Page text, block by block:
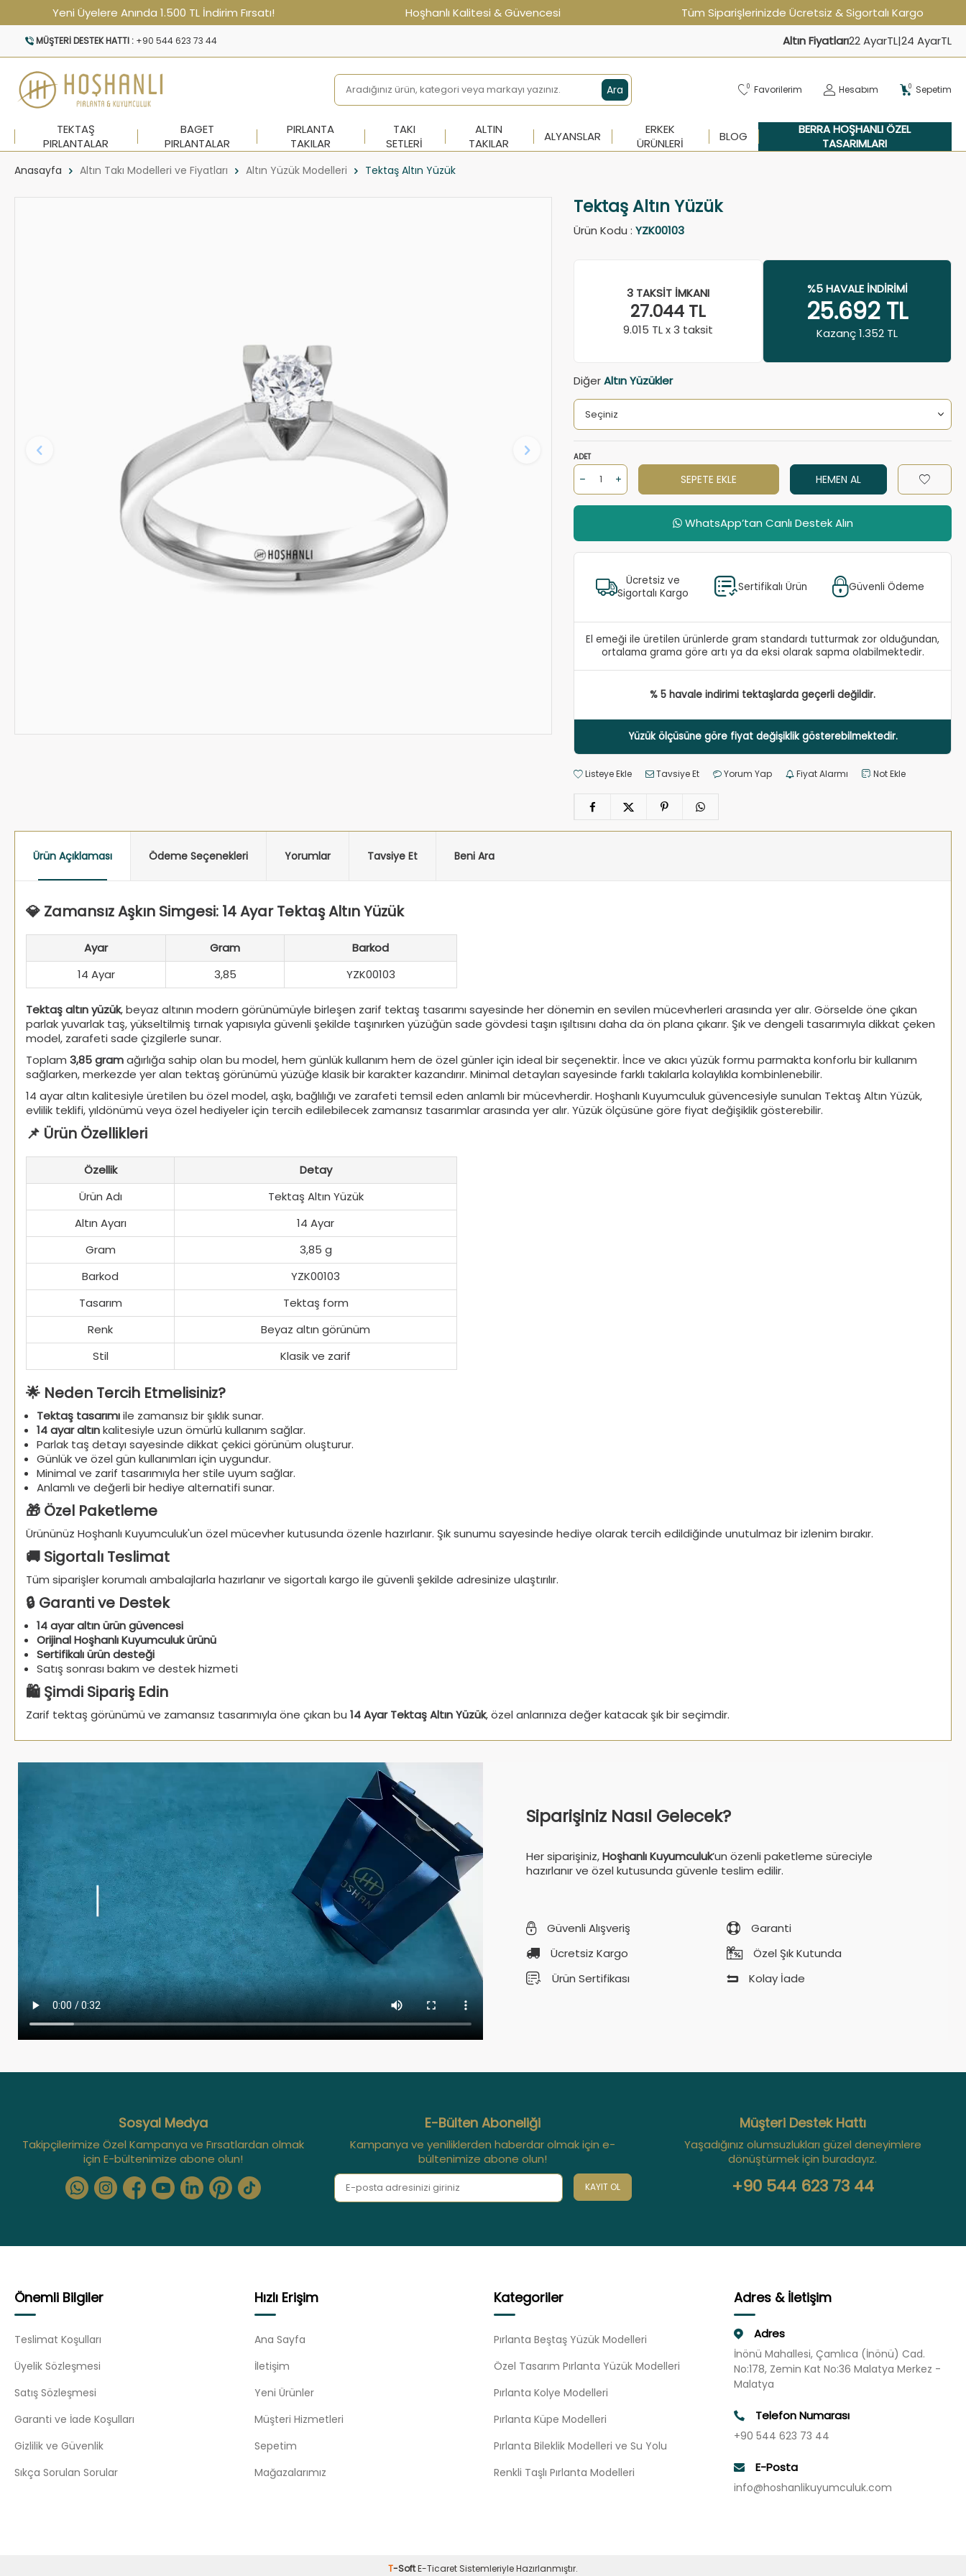
Yeni Üyelere Anında 1.500 TL İndirim Fırsatı! Hoşhanlı Kalitesi & Güvencesi Tüm Siparişlerinizde Ücretsiz & Sigortalı Kargo
MÜŞTERI DESTEK HATTI : +90 544 623 73 44 Altın Fiyatları22 AyarTL|24 AyarTL
Ara 0 Favorilerim Hesabım 0 Sepetim
TEKTAŞ
PIRLANTALAR
BAGET
PIRLANTALAR
PIRLANTA
TAKILAR
TAKI
SETLERI
ALTIN
TAKILAR
ALYANSLAR
ERKEK
ÜRÜNLERI
BLOG
BERRA HOŞHANLI ÖZEL
TASARIMLARI
Anasayfa Altın Takı Modelleri ve Fiyatları Altın Yüzük Modelleri Tektaş Altın Yüzük
Tektaş Altın Yüzük
Ürün Kodu :YZK00103
3 TAKSIT İMKANI
27.044 TL
9.015 TL x 3 taksit
%5 HAVALE İNDIRIMI
25.692 TL
Kazanç 1.352 TL
DiğerAltın Yüzükler
ADET
SEPETE EKLE HEMEN AL
WhatsApp’tan Canlı Destek Alın
Ücretsiz ve
Sigortalı Kargo
Sertifikalı Ürün Güvenli Ödeme
El emeği ile üretilen ürünlerde gram standardı tutturmak zor olduğundan,
ortalama grama göre artı ya da eksi olarak sapma olabilmektedir.
% 5 havale indirimi tektaşlarda geçerli değildir.
Yüzük ölçüsüne göre fiyat değişiklik gösterebilmektedir.
Listeye Ekle Tavsiye Et Yorum Yap Fiyat Alarmı Not Ekle
Ürün Açıklaması Ödeme Seçenekleri Yorumlar Tavsiye Et Beni Ara
💎 Zamansız Aşkın Simgesi: 14 Ayar Tektaş Altın Yüzük
Ayar Gram
Barkod
14 Ayar
3,85 YZK00103
Tektaş altın yüzük, beyaz altının modern görünümüyle birleşen zarif tektaş tasarımı sayesinde her dönemin en sevilen mücevherleri arasında yer alır. Görselde öne çıkan
parlak yuvarlak taş, yükseltilmiş tırnak yapısıyla güvenli şekilde taşınırken yüzüğün sade gövdesi taşın ışıltısını daha da ön plana çıkarır. Şık ve dengeli tasarımıyla dikkat çeken
model, zarafeti sade çizgilerle sunar.
Toplam 3,85 gramağırlığa sahip olan bu model, hem günlük kullanım hem de özel günler için ideal bir seçenektir. İnce ve akıcı yüzük formu parmakta konforlu bir kullanım
sağlarken, merkezde yer alan tektaş görünümü yüzüğe klasik bir karakter kazandırır. Minimal detayları sayesinde farklı takılarla kolaylıkla kombinlenebilir.
14 ayar altın kalitesiyle üretilen bu özel model, aşkı, bağlılığı ve zarafeti temsil eden anlamlı bir mücevherdir. Hoşhanlı Kuyumculuk güvencesiyle sunulan Tektaş Altın Yüzük,
evlilik teklifi, yıldönümü veya özel hediyeler için tercih edilebilecek zamansız tasarımlar arasında yer alır. Yüzük ölçüsüne göre fiyat değişiklik gösterebilir.
📌 Ürün Özellikleri
Özellik
Detay
Ürün Adı
Tektaş Altın Yüzük
Altın Ayarı
14 Ayar
Gram
3,85 g
Barkod
YZK00103
Tasarım
Tektaş form
Renk
Beyaz altın görünüm
Stil
Klasik ve zarif
🌟 Neden Tercih Etmelisiniz?
Tektaş tasarımıile zamansız bir şıklık sunar.
14 ayar altınkalitesiyle uzun ömürlü kullanım sağlar.
Parlak taş detayı sayesinde dikkat çekici görünüm oluşturur.
Günlük ve özel gün kullanımları için uygundur.
Minimal ve zarif tasarımıyla her stile uyum sağlar.
Anlamlı ve değerli bir hediye alternatifi sunar.
🎁 Özel Paketleme
Ürününüz Hoşhanlı Kuyumculuk'un özel mücevher kutusunda özenle hazırlanır. Şık sunumu sayesinde hediye olarak tercih edildiğinde unutulmaz bir izlenim bırakır.
🚚 Sigortalı Teslimat
Tüm siparişler korumalı ambalajlarla hazırlanır ve sigortalı kargo ile güvenli şekilde adresinize ulaştırılır.
🔒 Garanti ve Destek
14 ayar altın ürün güvencesi
Orijinal Hoşhanlı Kuyumculuk ürünü
Sertifikalı ürün desteği
Satış sonrası bakım ve destek hizmeti
🛍️ Şimdi Sipariş Edin
Zarif tektaş görünümü ve zamansız tasarımıyla öne çıkan bu 14 Ayar Tektaş Altın Yüzük, özel anlarınıza değer katacak şık bir seçimdir.
Siparişiniz Nasıl Gelecek?
Her siparişiniz,Hoşhanlı Kuyumculuk’un özenli paketleme süreciyle
hazırlanır ve özel kutusunda güvenle teslim edilir.
Güvenli Alışveriş
Garanti
Ücretsiz Kargo
Özel Şık Kutunda
Ürün Sertifikası
Kolay İade
Sosyal Medya
Takipçilerimize Özel Kampanya ve Fırsatlardan olmak
için E-bültenimize abone olun!
E-Bülten Aboneliği
Kampanya ve yeniliklerden haberdar olmak için e-
bültenimize abone olun!
KAYIT OL
Müşteri Destek Hattı
Yaşadığınız olumsuzlukları güzel deneyimlere
dönüştürmek için buradayız.
+90 544 623 73 44
Önemli Bilgiler
Teslimat Koşulları
Üyelik Sözleşmesi
Satış Sözleşmesi
Garanti ve İade Koşulları
Gizlilik ve Güvenlik
Sıkça Sorulan Sorular
Hızlı Erişim
Ana Sayfa
İletişim
Yeni Ürünler
Müşteri Hizmetleri
Sepetim
Mağazalarımız
Kategoriler
Pırlanta Beştaş Yüzük Modelleri
Özel Tasarım Pırlanta Yüzük Modelleri
Pırlanta Kolye Modelleri
Pırlanta Küpe Modelleri
Pırlanta Bileklik Modelleri ve Su Yolu
Renkli Taşlı Pırlanta Modelleri
Adres & İletişim
Adres
İnönü Mahallesi, Çamlıca (İnönü) Cad.
No:178, Zemin Kat No:36 Malatya Merkez -
Malatya
Telefon Numarası
+90 544 623 73 44
E-Posta
info@hoshanlikuyumculuk.com
T-SoftE-Ticaret Sistemleriyle Hazırlanmıştır.